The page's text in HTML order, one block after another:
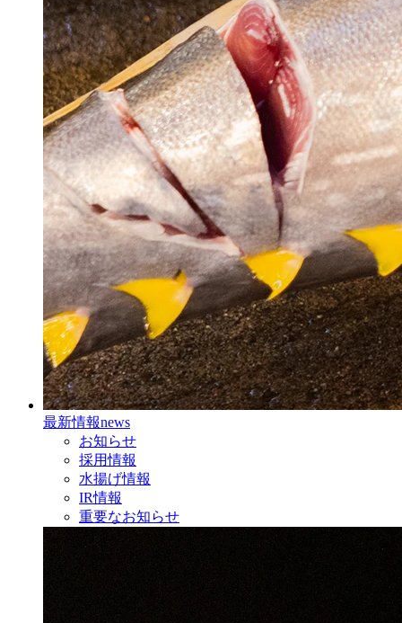
最新情報news
お知らせ
採用情報
水揚げ情報
IR情報
重要なお知らせ